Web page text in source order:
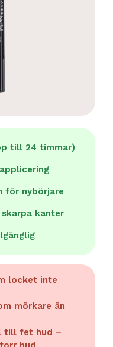
till 24 timmar)
för nybörjare
kanter
locket inte
mörkare än
till fet hud –